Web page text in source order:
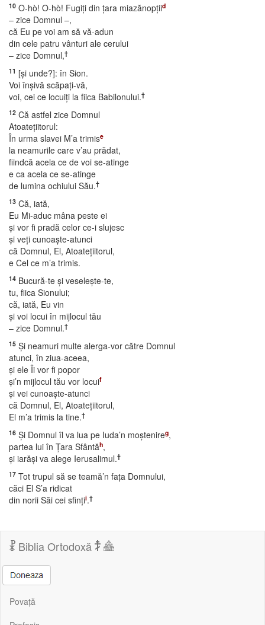
10 O-hò! O-hò! Fugiţi din ţara miazănopţiid
– zice Domnul –,
că Eu pe voi am să vă-adun
din cele patru vânturi ale cerului
– zice Domnul,†
11 [şi unde?]: în Sion.
Voi înşivă scăpaţi-vă,
voi, cei ce locuiţi la fiica Babilonului.†
12 Că astfel zice Domnul
Atoateţiitorul:
În urma slavei M’a trimise
la neamurile care v’au prădat,
fiindcă acela ce de voi se-atinge
e ca acela ce se-atinge
de lumina ochiului Său.†
13 Că, iată,
Eu Mi-aduc mâna peste ei
şi vor fi pradă celor ce-i slujesc
şi veţi cunoaşte-atunci
că Domnul, El, Atoateţiitorul,
e Cel ce m’a trimis.
14 Bucură-te şi veseleşte-te,
tu, fiica Sionului;
că, iată, Eu vin
şi voi locui în mijlocul tău
– zice Domnul.†
15 Şi neamuri multe alerga-vor către Domnul
atunci, în ziua-aceea,
şi ele Îi vor fi popor
şi’n mijlocul tău vor locuif
şi vei cunoaşte-atunci
că Domnul, El, Atoateţiitorul,
El m’a trimis la tine.†
16 Şi Domnul îl va lua pe Iuda’n moştenireg,
partea lui în Ţara Sfântăh,
şi iarăşi va alege Ierusalimul.†
17 Tot trupul să se teamă’n faţa Domnului,
căci El S’a ridicat
din norii Săi cei sfinţii.†
Biblia Ortodoxă
Povață